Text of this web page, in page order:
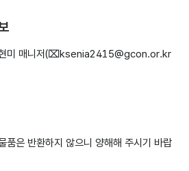
현미 매니저(⌧ksenia2415@gcon.or.kr
품은 반환하지 않으니 양해해 주시기 바랍